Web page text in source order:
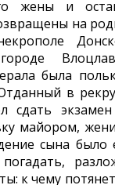
жены и
на
была
в
майором,
сына было
к чему